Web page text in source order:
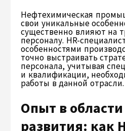
Нефтехимическая
свои уникальные
существенно влияют на
персоналу. HR-
особенностями
точно выстраивать
персонала, учитывая
и квалификации,
работы в данной отрасли.
Опыт в
развития: как